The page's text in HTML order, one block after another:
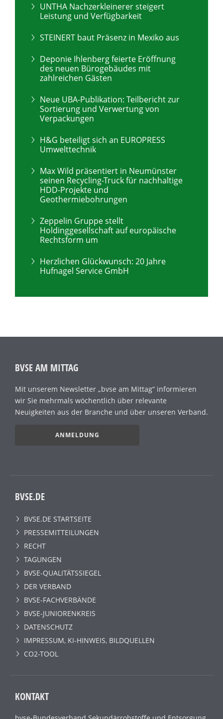
UNTHA Nachzerkleinerer steigert
Leistung und Verfügbarkeit
STEINERT baut Präsenz in Mexiko aus
Deponie Ihlenberg feierte Eröffnung
des neuen Bürogebäudes mit
zahlreichen Gästen
Neue UBA-Publikation: Teilbericht zur
Sortierung und Verwertung von
Verpackungen
H&G beteiligt sich an EUROPRESS
Umwelttechnik
Max Wild präsentiert in Neumünster
seinen Recycling-Truck für nachhaltige
HDD-Projekte und
Geothermiebohrungen
Zeppelin Gruppe stellt
Holdinggesellschaft auf europäische
Rechtsform um
Herzlichen Glückwunsch: 20 Jahre
Hufnagel Service GmbH
BVSE AM MITTAG
Mit unserem Newsletter „bvse am Mittag“ informieren
wir Sie mehrmals wöchentlich über relevante
Neuigkeiten aus der Branche und über unseren Verband.
ANMELDUNG
BVSE.DE
BVSE.DE STARTSEITE
PRESSEMITTEILUNGEN
RECHT
TAGUNGEN
BVSE-QUALITÄTSSIEGEL
DER VERBAND
BVSE-FACHVERBÄNDE
BVSE-JUNIORENKREIS
DATENSCHUTZ
IMPRESSUM, KI-HINWEIS, BILDQUELLEN
CO2-TOOL
KONTAKT